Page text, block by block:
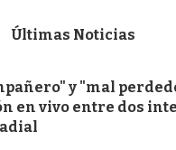
Últimas Noticias
y "mal
en vivo entre dos